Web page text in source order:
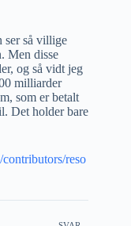
ser så villige
Men disse
og så vidt jeg
milliarder
som er betalt
Det holder bare
reso